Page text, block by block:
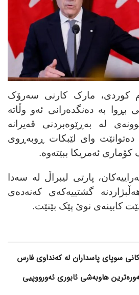
کوردی، مارک کارنی سەرۆک
بڕوا بە دەنگدەرانی ئەو وڵاتە
لە بەڕێوەبردنی قەیرانە
دەتوانێت وای لێبکات ڕوبەڕوی
ئەمریکا ببێتەوە.
پارتی لیبراڵ لە سەدا
گشتییەکەی کەنەدەی
کابینەی نوێ پێک بێنێت.
سوپای پاسداران لە کەنداوی فارس
هاوبەشی ئابوری ئەورووپیی